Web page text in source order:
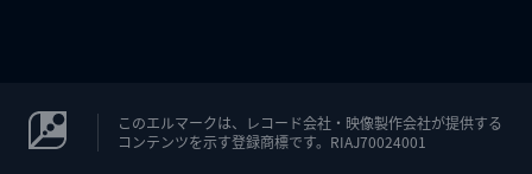
このエルマークは、レコード会社・映像製作会社が提供する
コンテンツを示す登録商標です。RIAJ70024001